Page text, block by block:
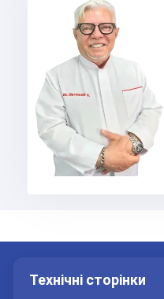
Технічні сторінки